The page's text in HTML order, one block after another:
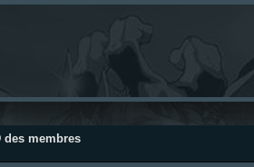
des membres